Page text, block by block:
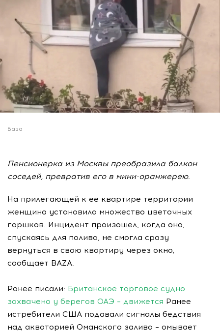
База
Пенсионерка из Москвы преобразила балкон
соседей, превратив его в мини-оранжерею.
На прилегающей к ее квартире территории
женщина установила множество цветочных
горшков. Инцидент произошел, когда она,
спускаясь для полива, не смогла сразу
вернуться в свою квартиру через окно,
сообщает BAZA.
Ранее писали: Британское торговое судно
захвачено у берегов ОАЭ – движется Ранее
истребители США подавали сигналы бедствия
над акваторией Оманского залива – омывает